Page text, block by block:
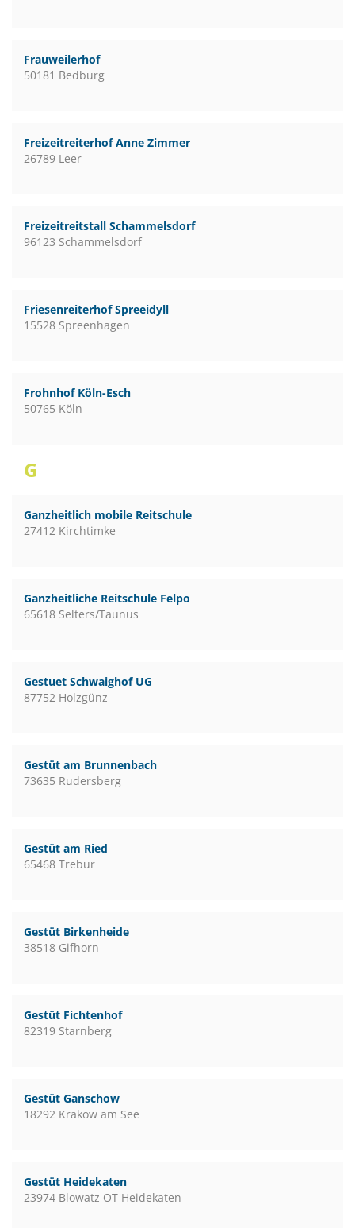
Frauweilerhof
50181 Bedburg
Freizeitreiterhof Anne Zimmer
26789 Leer
Freizeitreitstall Schammelsdorf
96123 Schammelsdorf
Friesenreiterhof Spreeidyll
15528 Spreenhagen
Frohnhof Köln-Esch
50765 Köln
G
Ganzheitlich mobile Reitschule
27412 Kirchtimke
Ganzheitliche Reitschule Felpo
65618 Selters/Taunus
Gestuet Schwaighof UG
87752 Holzgünz
Gestüt am Brunnenbach
73635 Rudersberg
Gestüt am Ried
65468 Trebur
Gestüt Birkenheide
38518 Gifhorn
Gestüt Fichtenhof
82319 Starnberg
Gestüt Ganschow
18292 Krakow am See
Gestüt Heidekaten
23974 Blowatz OT Heidekaten